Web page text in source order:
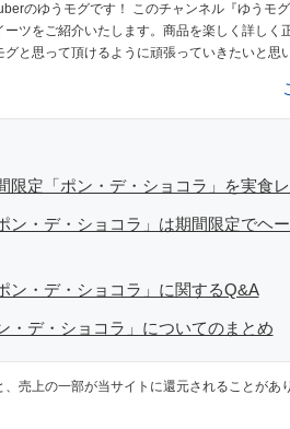
のゆうモグです！ このチャンネル『ゆうモ
ツをご紹介いたします。商品を楽しく詳しく
と思って頂けるように頑張っていきたいと思
限定「ポン・デ・ショコラ」を実食レ
ン・デ・ショコラ」は期間限定でヘ
ン・デ・ショコラ」に関するQ&A
・デ・ショコラ」についてのまとめ
売上の一部が当サイトに還元されることがあり